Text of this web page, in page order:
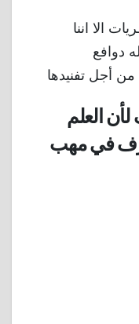
الا اننا
دوافع
من أجل تفنيدها
العلم
في مهب